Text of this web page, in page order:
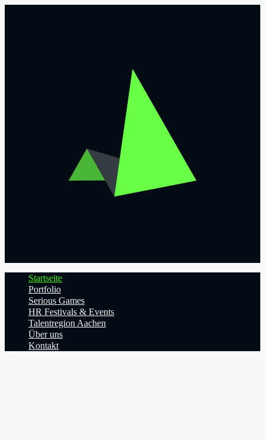
Startseite
Portfolio
Serious Games
HR Festivals & Events
Talentregion Aachen
Über uns
Kontakt